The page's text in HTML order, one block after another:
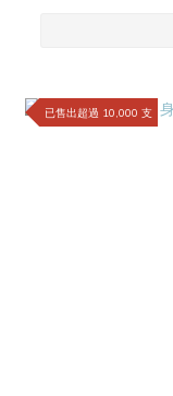
已售出超過 10,000 支